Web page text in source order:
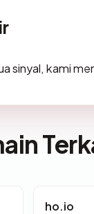
sinyal, kami
ho.io